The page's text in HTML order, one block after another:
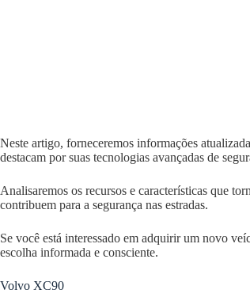
Neste artigo, forneceremos informações
destacam por suas tecnologias avançadas de
Analisaremos os recursos e características que
contribuem para a segurança nas estradas.
Se você está interessado em adquirir um novo
escolha informada e consciente.
Volvo XC90